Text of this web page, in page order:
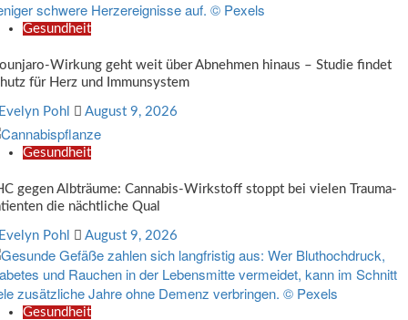
Gesundheit
Wirkung geht weit über Abnehmen hinaus – Studie findet
für Herz und Immunsystem
Pohl August 9, 2026
Gesundheit
gegen Albträume: Cannabis-Wirkstoff stoppt bei vielen Trauma-
die nächtliche Qual
Pohl August 9, 2026
Gesundheit